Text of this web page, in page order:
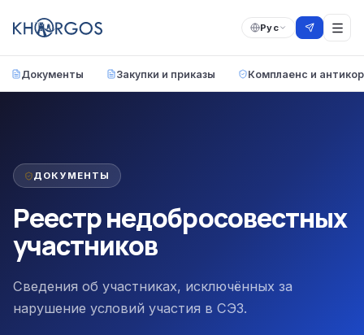
Рус
Документы Закупки и приказы Комплаенс и
ДОКУМЕНТЫ
Реестр недобросовестных
участников
Сведения об участниках, исключённых за
нарушение условий участия в СЭЗ.